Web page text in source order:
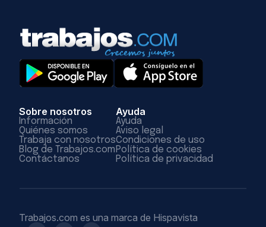
Sobre nosotros
Información
Quiénes somos
Trabaja con nosotros
Blog de Trabajos.com
Contáctanos
Ayuda
Ayuda
Aviso legal
Condiciones de uso
Política de cookies
Política de privacidad
Trabajos.com es una marca de Hispavista